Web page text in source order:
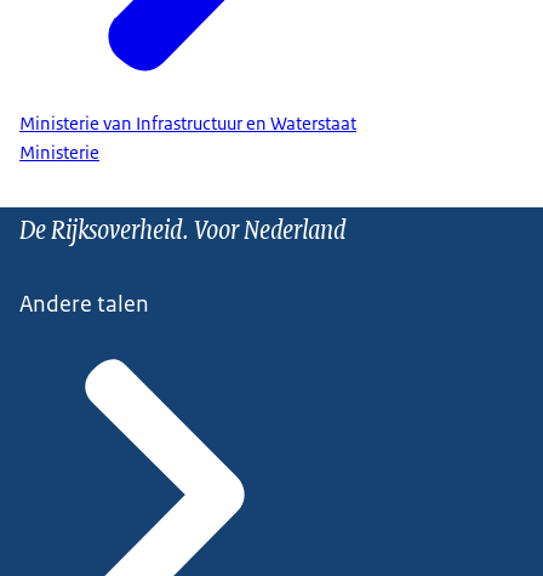
Ministerie van Infrastructuur en Waterstaat
Ministerie
De Rijksoverheid. Voor Nederland
Andere talen